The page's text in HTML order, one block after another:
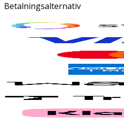
Betalningsalternativ